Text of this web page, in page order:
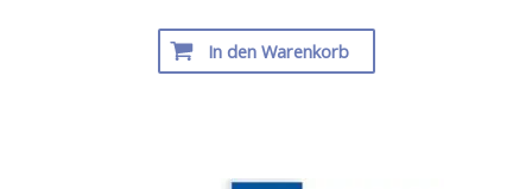
In den Warenkorb